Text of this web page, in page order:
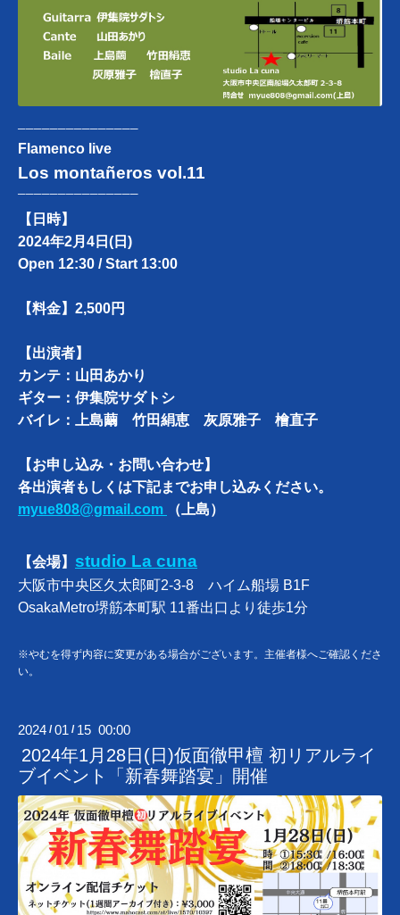
───────────────
Flamenco live
Los montañeros vol.11
───────────────
【日時】
2024年2月4日(日)
Open 12:30 / Start 13:00
【料金】 2,500円
【出演者】
カンテ：山田あかり
ギター：伊集院サダトシ
バイレ：上島繭 竹田絹恵 灰原雅子 檜直子
【お申し込み・お問い合わせ】
各出演者もしくは下記までお申し込みください。
myue808@gmail.com
（上島）
【会場】 studio La cuna
大阪市中央区久太郎町2-3-8 ハイム船場 B1F
OsakaMetro堺筋本町駅 11番出口より徒歩1分
※やむを得ず内容に変更がある場合がございます。主催者様へご確認くださ
い。
2024 /01 / 15 00:00
2024年1月28日(日)仮面徹甲檀 初リアルライ
ブイベント「新春舞踏宴」開催